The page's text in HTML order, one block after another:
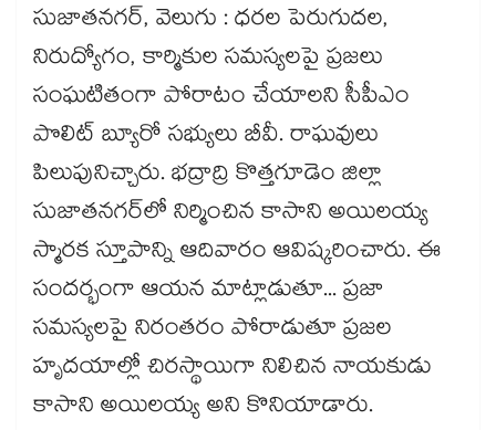
సుజాతనగర్, వెలుగు : ధరల పెరుగుదల,
నిరుద్యోగం, కార్మికుల సమస్యలపై ప్రజలు
సంఘటితంగా పోరాటం చేయాలని సీపీఎం
పొలిట్‌‌‌‌ బ్యూరో సభ్యులు బీవీ. రాఘవులు
పిలుపునిచ్చారు. భద్రాద్రి కొత్తగూడెం జిల్లా
సుజాతనగర్‌‌‌‌లో నిర్మించిన కాసాని అయిలయ్య
స్మారక స్తూపాన్ని ఆదివారం ఆవిష్కరించారు. ఈ
సందర్భంగా ఆయన మాట్లాడుతూ... ప్రజా
సమస్యలపై నిరంతరం పోరాడుతూ ప్రజల
హృదయాల్లో చిరస్థాయిగా నిలిచిన నాయకుడు
కాసాని అయిలయ్య అని కొనియాడారు.